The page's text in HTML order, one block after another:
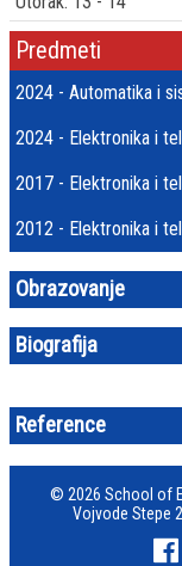
Obrazovanje
Biografija
Reference
Predmeti
2024 - Automatika i
2024 - Elektronika i
2017 - Elektronika i
2012 - Elektronika i
© 2026 School of
Vojvode Stepe